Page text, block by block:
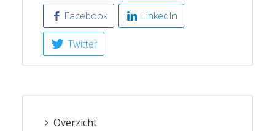
Facebook LinkedIn
Twitter
Overzicht